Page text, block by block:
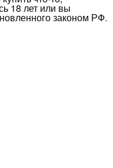
18 лет или вы
законом РФ.